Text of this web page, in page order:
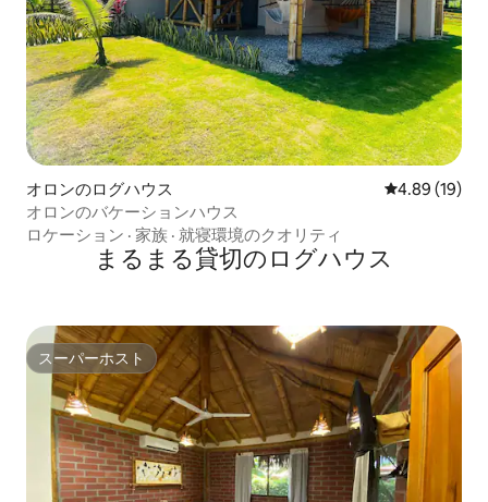
オロンのログハウス レビュー19
4.89 (19)
オロンのバケーションハウス
ロケーション · 家族 · 就寝環境のクオリティ
まるまる貸切のログハウス
スーパーホスト
スーパーホスト